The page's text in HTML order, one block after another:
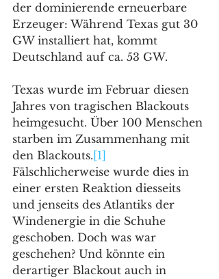
der dominierende erneuerbare
Erzeuger: Während Texas gut 30
GW installiert hat, kommt
Deutschland auf ca. 53 GW.
Texas wurde im Februar diesen
Jahres von tragischen Blackouts
heimgesucht. Über 100 Menschen
starben im Zusammenhang mit
den Blackouts. [1]
Fälschlicherweise wurde dies in
einer ersten Reaktion diesseits
und jenseits des Atlantiks der
Windenergie in die Schuhe
geschoben. Doch was war
geschehen? Und könnte ein
derartiger Blackout auch in